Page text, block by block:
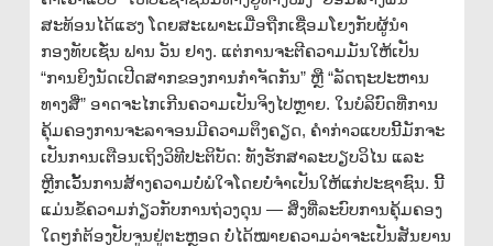
ສະທ້ອນໄດ້ແຮງ ໂດຍສະເພາະເມື່ອຖືກເຊື່ອມໂຍງກັບຜູ້ນຳ
ກອງທັບເຊັ່ນ ຟານ ວັນ ຢາງ. ແຕ່ການຈະຕີຄວາມມັນໃຫ້ເປັນ
“ການຍິງນັດເປີດສາກຂອງການກຳຈັດກັນ” ຫຼື “ລັດຖະປະຫານ
ທາງສື່” ອາດຈະໄກເກີນຄວາມເປັນຈິງໄປຫຼາຍ. ໃນບໍລິບົດທີ່ການ
ຄຸ້ມຄອງການຈະລາຈອນມີຄວາມຕຶງຄຽດ, ຄຳກ່າວແບບນີ້ມັກຈະ
ເປັນການເຕືອນເຖິງວິທີປະຕິບັດ: ທັງຮັກສາລະບຽບວິໄນ ແລະ
ຫຼີກເວັ້ນການສ້າງຄວາມບໍ່ພໍໃຈໂດຍບໍ່ຈຳເປັນໃຫ້ແກ່ປະຊາຊົນ. ນີ້
ແມ່ນຂໍ້ຄວາມກ່ຽວກັບການຖ່ວງດຸນ — ສິ່ງທີ່ລະບົບການຄຸ້ມຄອງ
ໃດໆກໍຕ້ອງປັບຈູນຢູ່ຕະຫຼອດ ບໍ່ໄດ້ໝາຍຄວາມວ່າຈະເປັນສັນຍານ